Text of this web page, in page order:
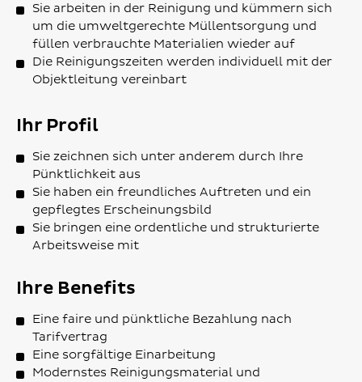
Sie arbeiten in der Reinigung und kümmern sich
um die umweltgerechte Müllentsorgung und
füllen verbrauchte Materialien wieder auf
Die Reinigungszeiten werden individuell mit der
Objektleitung vereinbart
Ihr Profil
Sie zeichnen sich unter anderem durch Ihre
Pünktlichkeit aus
Sie haben ein freundliches Auftreten und ein
gepflegtes Erscheinungsbild
Sie bringen eine ordentliche und strukturierte
Arbeitsweise mit
Ihre Benefits
Eine faire und pünktliche Bezahlung nach
Tarifvertrag
Eine sorgfältige Einarbeitung
Modernstes Reinigungsmaterial und